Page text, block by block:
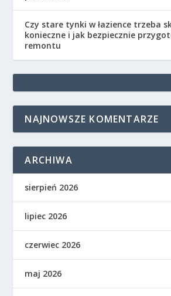
Czy stare tynki w łazience trzeba
konieczne i jak bezpiecznie
remontu
NAJNOWSZE KOMENTARZE
ARCHIWA
sierpień 2026
lipiec 2026
czerwiec 2026
maj 2026